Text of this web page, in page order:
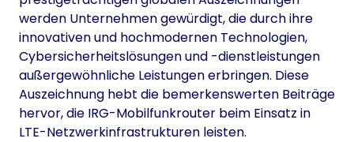
werden Unternehmen gewürdigt, die durch ihre
innovativen und hochmodernen Technologien,
Cybersicherheitslösungen und -dienstleistungen
außergewöhnliche Leistungen erbringen. Diese
Auszeichnung hebt die bemerkenswerten Beiträge
hervor, die IRG-Mobilfunkrouter beim Einsatz in
LTE-Netzwerkinfrastrukturen leisten.